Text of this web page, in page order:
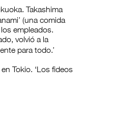
Takashima
(una comida
empleados.
volvió a la
para todo.’
Tokio. ‘Los fideos